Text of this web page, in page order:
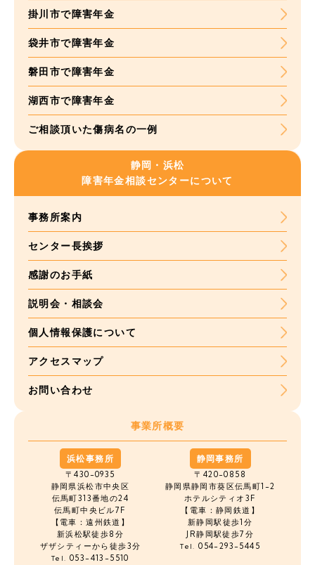
掛川市で障害年金
袋井市で障害年金
磐田市で障害年金
湖西市で障害年金
ご相談頂いた傷病名の一例
静岡・浜松
障害年金相談センターについて
事務所案内
センター長挨拶
感謝のお手紙
説明会・相談会
個人情報保護について
アクセスマップ
お問い合わせ
事業所概要
浜松事務所
〒430-0935
静岡県浜松市中央区
伝馬町313番地の24
伝馬町中央ビル7F
【電車：遠州鉄道】
新浜松駅徒歩8分
ザザシティーから徒歩3分
Tel. 053-413-5510
静岡事務所
〒420-0858
静岡県静岡市葵区伝馬町1-2
ホテルシティオ3F
【電車：静岡鉄道】
新静岡駅徒歩1分
JR静岡駅徒歩7分
Tel. 054-293-5445